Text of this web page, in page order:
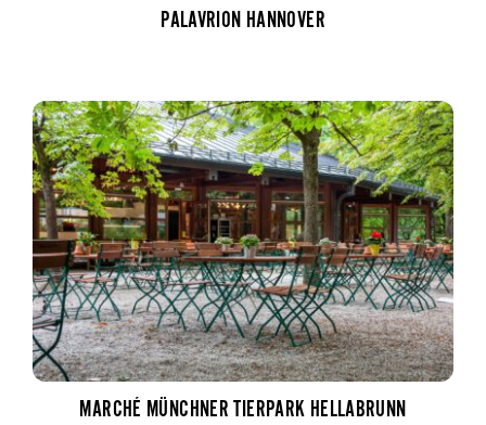
PALAVRION HANNOVER
MARCHÉ MÜNCHNER TIERPARK HELLABRUNN